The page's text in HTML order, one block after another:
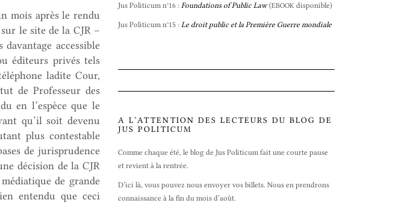
mois après le rendu
le site de la CJR –
accessible
éditeurs privés tels
ladite Cour,
de Professeur des
en l’espèce que le
qu’il soit devenu
plus contestable
de jurisprudence
décision de la CJR
de grande
entendu que ceci
Jus Politicum n°16 : Foundations of Public Law (EBOOK disponible)
Jus Politicum n°15 : Le droit public et la Première Guerre mondiale
A L’ATTENTION DES LECTEURS DU BLOG DE
JUS POLITICUM
Comme chaque été, le blog de Jus Politicum fait une courte pause
et revient à la rentrée.
D’ici là, vous pouvez nous envoyer vos billets. Nous en prendrons
connaissance à la fin du mois d’août.